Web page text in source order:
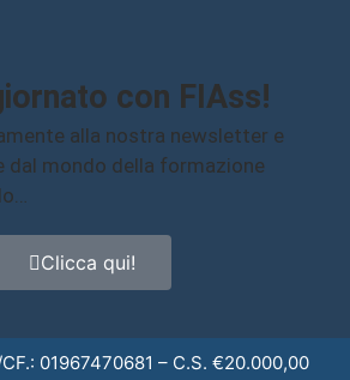
con FIAss!
alla nostra newsletter e
dal mondo della formazione
Clicca qui!
01967470681 – C.S. €20.000,00